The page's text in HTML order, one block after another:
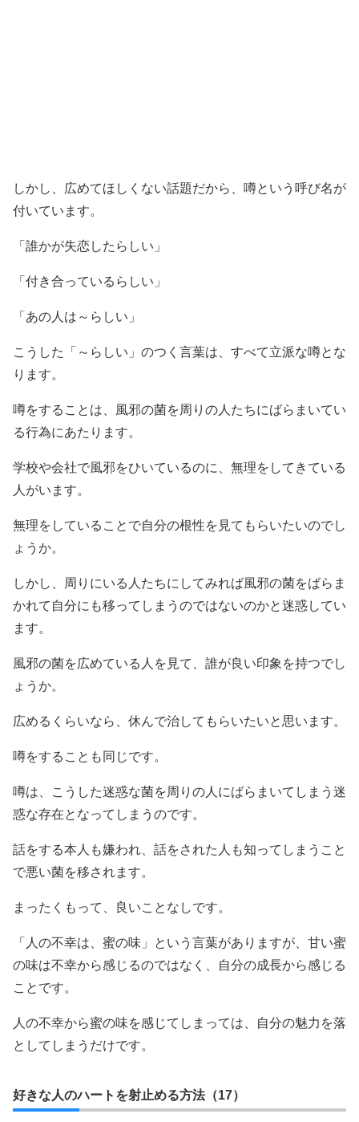
しかし、広めてほしくない話題だから、噂という呼び名が
付いています。
「誰かが失恋したらしい」
「付き合っているらしい」
「あの人は～らしい」
こうした「～らしい」のつく言葉は、すべて立派な噂とな
ります。
噂をすることは、風邪の菌を周りの人たちにばらまいてい
る行為にあたります。
学校や会社で風邪をひいているのに、無理をしてきている
人がいます。
無理をしていることで自分の根性を見てもらいたいのでし
ょうか。
しかし、周りにいる人たちにしてみれば風邪の菌をばらま
かれて自分にも移ってしまうのではないのかと迷惑してい
ます。
風邪の菌を広めている人を見て、誰が良い印象を持つでし
ょうか。
広めるくらいなら、休んで治してもらいたいと思います。
噂をすることも同じです。
噂は、こうした迷惑な菌を周りの人にばらまいてしまう迷
惑な存在となってしまうのです。
話をする本人も嫌われ、話をされた人も知ってしまうこと
で悪い菌を移されます。
まったくもって、良いことなしです。
「人の不幸は、蜜の味」という言葉がありますが、甘い蜜
の味は不幸から感じるのではなく、自分の成長から感じる
ことです。
人の不幸から蜜の味を感じてしまっては、自分の魅力を落
としてしまうだけです。
好きな人のハートを射止める方法（17）